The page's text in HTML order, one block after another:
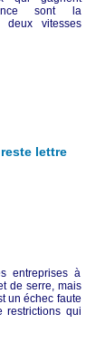
sont la
vitesses
lettre
entreprises à
de serre, mais
un échec faute
restrictions qui